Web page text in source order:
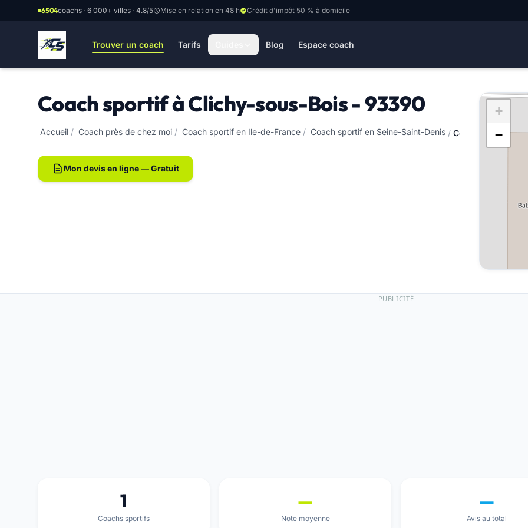
Aller au contenu principal
6504coachs · 6 000+ villes · 4.8/5 Mise en relation en 48 h Crédit d'impôt 50 % à domicile
Trouver un coach Tarifs Blog Espace coach
Coach sportif à Clichy-sous-Bois - 93390
Accueil / Coach près de chez moi / Coach sportif en Ile-de-France / Coach sportif en Seine-Saint-Denis / Coach sportif à
Mon devis en ligne — Gratuit
+
−
PUBLICITÉ
1
Coachs sportifs
—
Note moyenne
—
Avis au total